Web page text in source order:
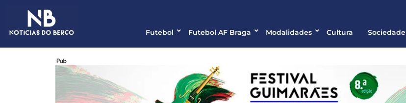
Futebol Futebol AF Braga Modalidades Cultura Sociedade